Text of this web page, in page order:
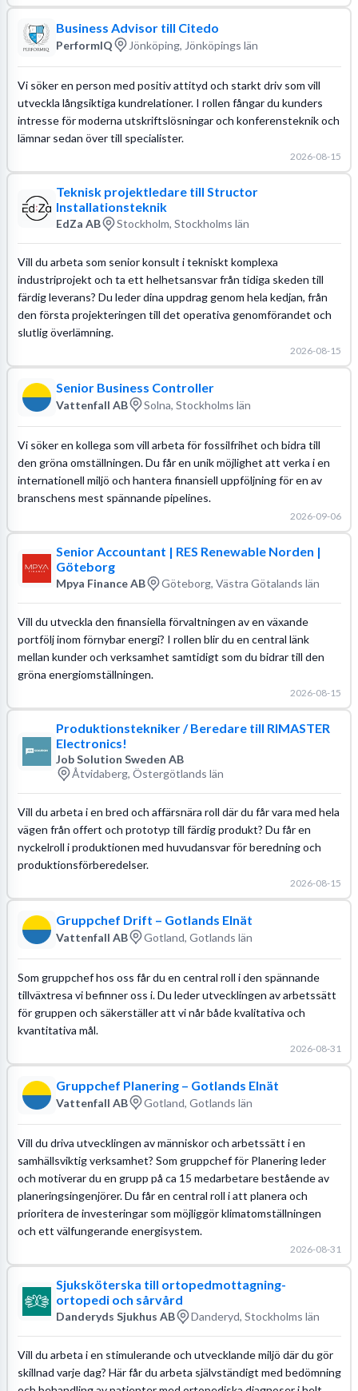
Business Advisor till Citedo
PerformIQ Jönköping, Jönköpings län
Vi söker en person med positiv attityd och starkt driv som vill
utveckla långsiktiga kundrelationer. I rollen fångar du kunders
intresse för moderna utskriftslösningar och konferensteknik och
lämnar sedan över till specialister.
2026-08-15
Teknisk projektledare till Structor
Installationsteknik
EdZa AB Stockholm, Stockholms län
Vill du arbeta som senior konsult i tekniskt komplexa
industriprojekt och ta ett helhetsansvar från tidiga skeden till
färdig leverans? Du leder dina uppdrag genom hela kedjan, från
den första projekteringen till det operativa genomförandet och
slutlig överlämning.
2026-08-15
Senior Business Controller
Vattenfall AB Solna, Stockholms län
Vi söker en kollega som vill arbeta för fossilfrihet och bidra till
den gröna omställningen. Du får en unik möjlighet att verka i en
internationell miljö och hantera finansiell uppföljning för en av
branschens mest spännande pipelines.
2026-09-06
Senior Accountant | RES Renewable Norden |
Göteborg
Mpya Finance AB Göteborg, Västra Götalands län
Vill du utveckla den finansiella förvaltningen av en växande
portfölj inom förnybar energi? I rollen blir du en central länk
mellan kunder och verksamhet samtidigt som du bidrar till den
gröna energiomställningen.
2026-08-15
Produktionstekniker / Beredare till RIMASTER
Electronics!
Job Solution Sweden AB
Åtvidaberg, Östergötlands län
Vill du arbeta i en bred och affärsnära roll där du får vara med hela
vägen från offert och prototyp till färdig produkt? Du får en
nyckelroll i produktionen med huvudansvar för beredning och
produktionsförberedelser.
2026-08-15
Gruppchef Drift – Gotlands Elnät
Vattenfall AB Gotland, Gotlands län
Som gruppchef hos oss får du en central roll i den spännande
tillväxtresa vi befinner oss i. Du leder utvecklingen av arbetssätt
för gruppen och säkerställer att vi når både kvalitativa och
kvantitativa mål.
2026-08-31
Gruppchef Planering – Gotlands Elnät
Vattenfall AB Gotland, Gotlands län
Vill du driva utvecklingen av människor och arbetssätt i en
samhällsviktig verksamhet? Som gruppchef för Planering leder
och motiverar du en grupp på ca 15 medarbetare bestående av
planeringsingenjörer. Du får en central roll i att planera och
prioritera de investeringar som möjliggör klimatomställningen
och ett välfungerande energisystem.
2026-08-31
Sjuksköterska till ortopedmottagning-
ortopedi och sårvård
Danderyds Sjukhus AB Danderyd, Stockholms län
Vill du arbeta i en stimulerande och utvecklande miljö där du gör
skillnad varje dag? Här får du arbeta självständigt med bedömning